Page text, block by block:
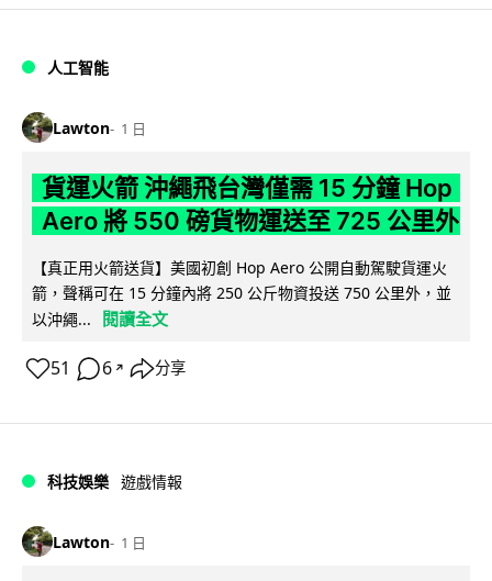
人工智能
Lawton 1 日
貨運火箭 沖繩飛台灣僅需 15 分鐘 Hop
Aero 將 550 磅貨物運送至 725 公里外
【真正用火箭送貨】美國初創 Hop Aero 公開自動駕駛貨運火
箭，聲稱可在 15 分鐘內將 250 公斤物資投送 750 公里外，並
以沖繩...
閱讀全文
51 6 ↗ 分享
科技娛樂 遊戲情報
Lawton 1 日